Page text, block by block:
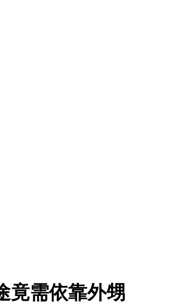
竟需依靠外甥